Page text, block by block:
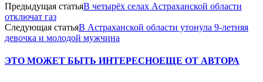
Предыдущая статьяВ четырёх селах Астраханской области
отключат газ
Следующая статьяВ Астраханской области утонула 9-летняя
девочка и молодой мужчина
ЭТО МОЖЕТ БЫТЬ ИНТЕРЕСНОЕЩЕ ОТ АВТОРА